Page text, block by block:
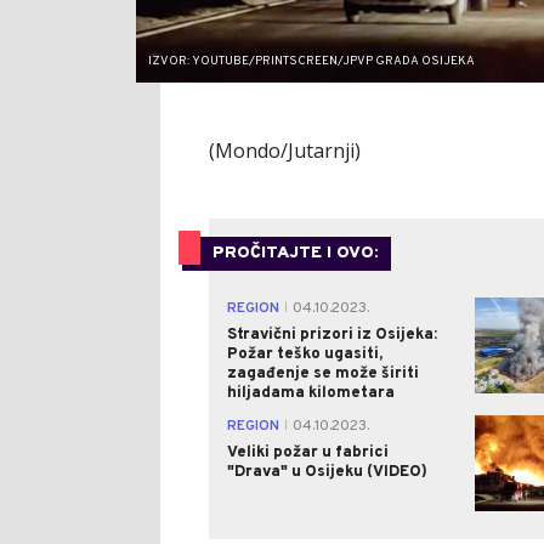
IZVOR: YOUTUBE/PRINTSCREEN/JPVP GRADA OSIJEKA
(Mondo/Jutarnji)
PROČITAJTE I OVO:
REGION
04.10.2023.
Stravični prizori iz Osijeka:
Požar teško ugasiti,
zagađenje se može širiti
hiljadama kilometara
REGION
04.10.2023.
Veliki požar u fabrici
"Drava" u Osijeku (VIDEO)